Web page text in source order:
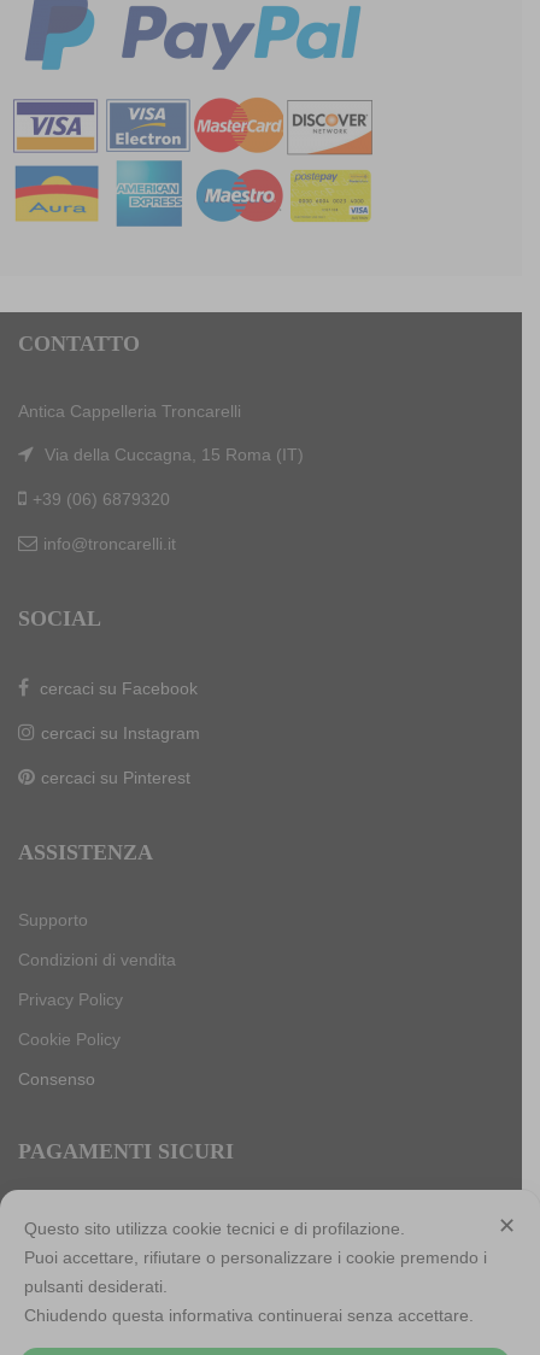
CONTATTO
Antica Cappelleria Troncarelli
Via della Cuccagna, 15 Roma (IT)
+39 (06) 6879320
info@troncarelli.it
SOCIAL
cercaci su Facebook
cercaci su Instagram
cercaci su Pinterest
ASSISTENZA
Supporto
Condizioni di vendita
Privacy Policy
Cookie Policy
Consenso
PAGAMENTI SICURI
Antica Cappelleria Troncarelli s.r.l. a socio unico
Codice Fiscale, Iscrizione registro imprese di Roma e Partita
IVA: 05803741007
Numero R.E.A: RM-923484
✕
Questo sito utilizza cookie tecnici e di profilazione.
Puoi accettare, rifiutare o personalizzare i cookie premendo i
pulsanti desiderati.
Chiudendo questa informativa continuerai senza accettare.